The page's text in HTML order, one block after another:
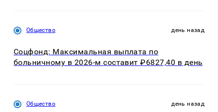
Общество день назад
Соцфонд: Максимальная выплата по
больничному в 2026-м составит ₽6827,40 в день
Общество день назад